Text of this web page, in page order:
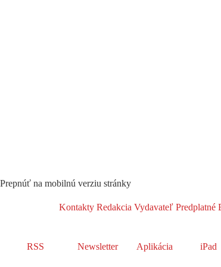
Prepnúť na mobilnú verziu stránky
Kontakty Redakcia Vydavateľ Predplatné
RSS Newsletter Aplikácia iPad